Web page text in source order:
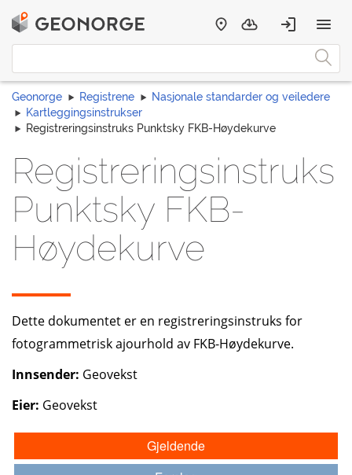
Geonorge Registrene
Nasjonale standarder og veiledere
Kartleggingsinstrukser
Registreringsinstruks Punktsky FKB-Høydekurve
Registreringsinstruks
Punktsky FKB-
Høydekurve
Dette dokumentet er en registreringsinstruks for
fotogrammetrisk ajourhold av FKB-Høydekurve.
Innsender: Geovekst
Eier: Geovekst
Gjeldende